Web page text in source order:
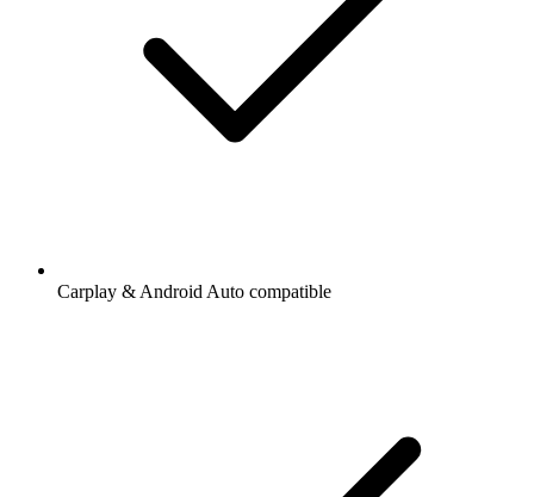
Carplay & Android Auto compatible